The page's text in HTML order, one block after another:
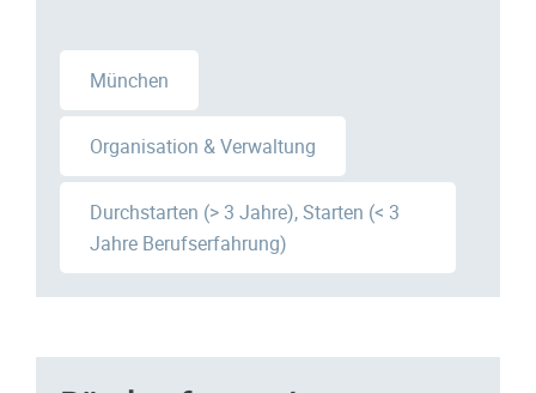
München
Organisation & Verwaltung
Durchstarten (> 3 Jahre), Starten (< 3
Jahre Berufserfahrung)